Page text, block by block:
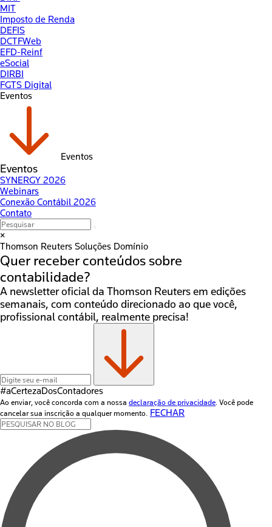
MIT
Imposto de Renda
DEFIS
DCTFWeb
EFD-Reinf
eSocial
DIRBI
FGTS Digital
Eventos
Eventos
Eventos
SYNERGY 2026
Webinars
Conexão Contábil 2026
Contato
×
Thomson Reuters Soluções Domínio
Quer receber conteúdos sobre
contabilidade?
A newsletter oficial da Thomson Reuters em edições
semanais, com conteúdo direcionado ao que você,
profissional contábil, realmente precisa!
#aCertezaDosContadores
Ao enviar, você concorda com a nossa declaração de privacidade. Você pode
cancelar sua inscrição a qualquer momento. FECHAR